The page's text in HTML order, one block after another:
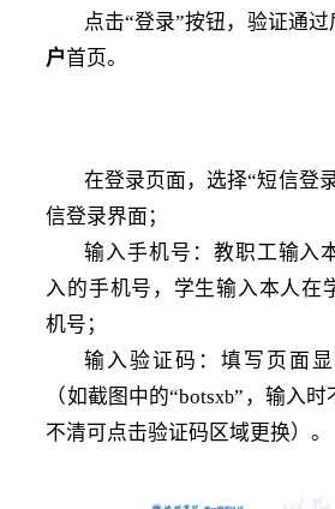
点击“登录”按钮，验证通过
户首页。
在登录页面，选择“短信登
信登录界面；
输入手机号：教职工输入
入的手机号，学生输入本人在
机号；
输入验证码：填写页面
（如截图中的“botsxb”，输入时
不清可点击验证码区域更换）。